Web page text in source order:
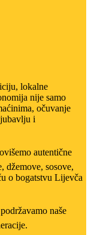
lokalne
nije samo
očuvanje
i
autentične
džemove, sosove,
o bogatstvu Lijevča
naše